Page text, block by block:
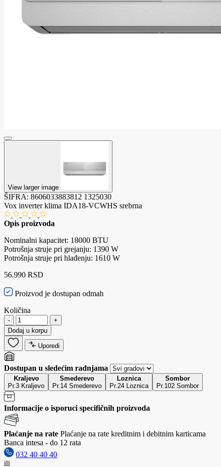
View larger image
ŠIFRA: 8606033883812 1325030
Vox inverter klima IDA18-VCWHS srebrna
Opis proizvoda
Nominalni kapacitet: 18000 BTU
Potrošnja struje pri grejanju: 1390 W
Potrošnja struje pri hlađenju: 1610 W
56.990 RSD
Proizvod je dostupan odmah
Količina
-
+
Dodaj u korpu
Uporedi
Dostupan u sledećim radnjama
Kraljevo
Pr.3 Kraljevo
Smederevo
Pr.14 Smederevo
Loznica
Pr.24 Loznica
Sombor
Pr.102 Sombor
Informacije o isporuci specifičnih proizvoda
Plaćanje na rate Plaćanje na rate kreditnim i debitnim karticama
Banca intesa - do 12 rata
032 40 40 40
ili